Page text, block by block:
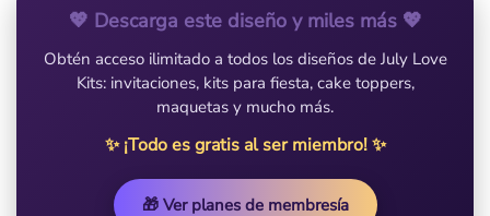
💖 Descarga este diseño y miles más 💖
Obtén acceso ilimitado a todos los diseños de July Love
Kits: invitaciones, kits para fiesta, cake toppers,
maquetas y mucho más.
✨ ¡Todo es gratis al ser miembro! ✨
🎁 Ver planes de membresía